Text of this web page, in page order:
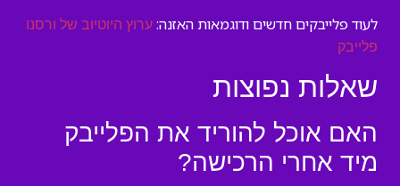
לעוד פלייבקים חדשים ודוגמאות האזנה: ערוץ היוטיוב של ורסנו
פלייבק
שאלות נפוצות
האם אוכל להוריד את הפלייבק
מיד אחרי הרכישה?